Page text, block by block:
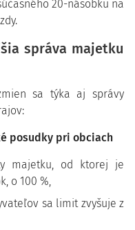
20-násobku na
správa majetku
sa týka aj správy
posudky pri obciach
majetku, od ktorej je
o 100 %,
sa limit zvyšuje z